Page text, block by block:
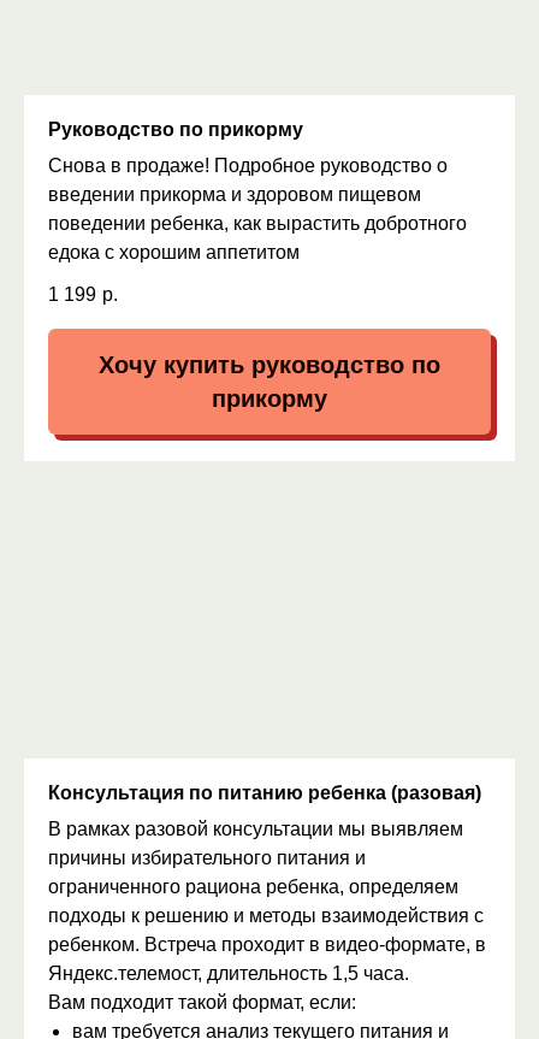
Руководство по прикорму
Снова в продаже! Подробное руководство о
введении прикорма и здоровом пищевом
поведении ребенка, как вырастить добротного
едока с хорошим аппетитом
1 199 р.
Хочу купить руководство по
прикорму
Консультация по питанию ребенка (разовая)
В рамках разовой консультации мы выявляем
причины избирательного питания и
ограниченного рациона ребенка, определяем
подходы к решению и методы взаимодействия с
ребенком. Встреча проходит в видео-формате, в
Яндекс.телемост, длительность 1,5 часа.
Вам подходит такой формат, если:
вам требуется анализ текущего питания и